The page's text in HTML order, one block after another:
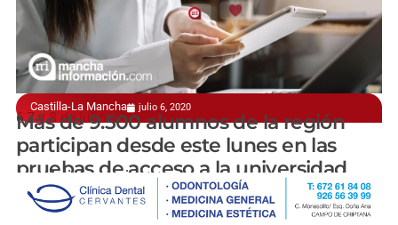
Castilla-La Mancha julio 6, 2020
6,7 y 8 de julio
Más de 9.500 alumnos de la región
participan desde este lunes en las
pruebas de acceso a la universidad
manchainformacion.com